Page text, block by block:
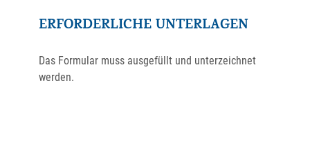
ERFORDERLICHE UNTERLAGEN
Das Formular muss ausgefüllt und unterzeichnet
werden.